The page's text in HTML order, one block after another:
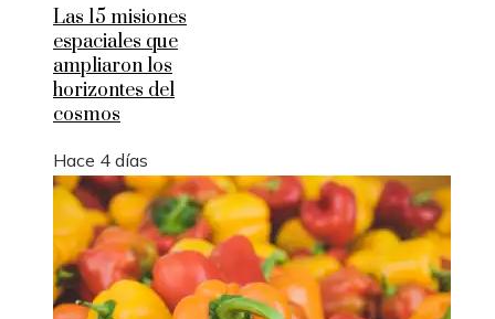
Las 15 misiones
espaciales que
ampliaron los
horizontes del
cosmos
Hace 4 días